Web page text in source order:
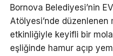
Bornova Belediyesi’nin
Atölyesi’nde düzenlenen
etkinliğiyle keyifli bir
eşliğinde hamur açıp